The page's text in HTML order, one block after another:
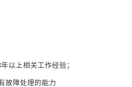
以上相关工作经验；
故障处理的能力